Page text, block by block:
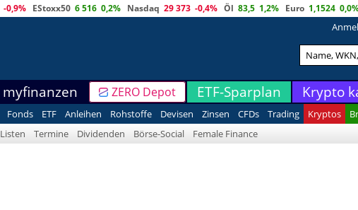
-0,9% EStoxx50 6 516 0,2% Nasdaq 29 373 -0,4% Öl 83,5 1,2% Euro 1,1524
myfinanzen ZERO Depot ETF-Sparplan Krypto
Fonds ETF Anleihen Rohstoffe Devisen Zinsen CFDs Trading Kryptos
Listen Termine Dividenden Börse-Social Female Finance